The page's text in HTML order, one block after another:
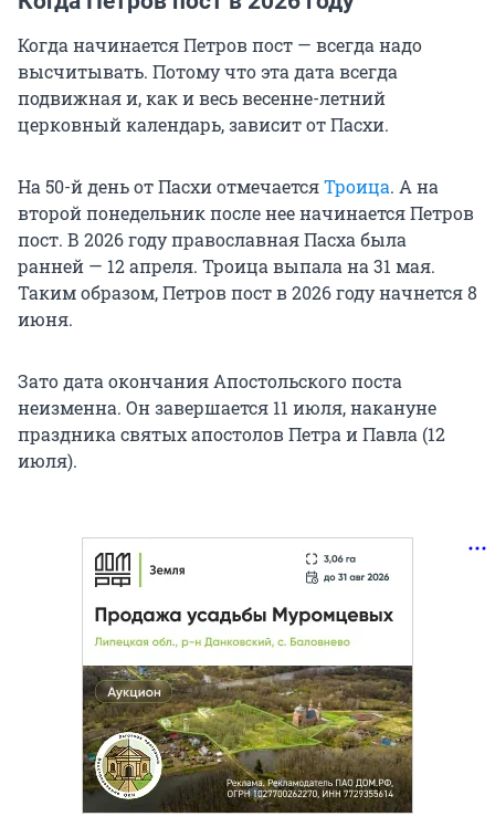
Когда начинается Петров пост — всегда надо
высчитывать. Потому что эта дата всегда
подвижная и, как и весь весенне-летний
церковный календарь, зависит от Пасхи.
На 50-й день от Пасхи отмечаетсяТроица. А на
второй понедельник после нее начинается Петров
пост. В 2026 году православная Пасха была
ранней — 12 апреля. Троица выпала на 31 мая.
Таким образом, Петров пост в 2026 году начнется 8
июня.
Зато дата окончания Апостольского поста
неизменна. Он завершается 11 июля, накануне
праздника святых апостолов Петра и Павла (12
июля).